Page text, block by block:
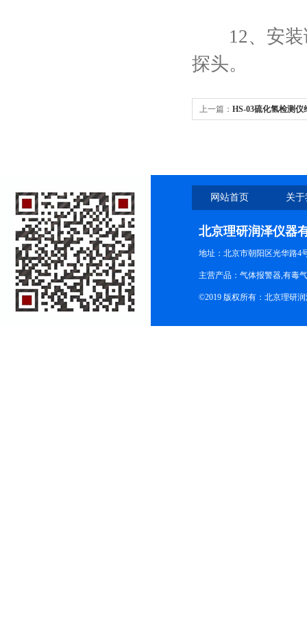
12、安装调
探头。
上一篇： HS-03硫化氢检测
网站首页 关
北京理研润泽仪器
地址：北京市朝阳区光华路4
主营产品：气体报警器,有毒
©2019 版权所有：北京理研